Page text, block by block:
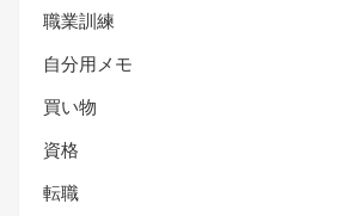
職業訓練
自分用メモ
買い物
資格
転職